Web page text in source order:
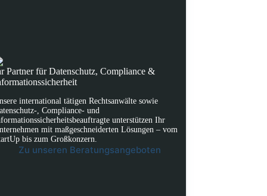
Partner für Datenschutz, Compliance &
international tätigen Rechtsanwälte sowie
, Compliance- und
unterstützen Ihr
mit maßgeschneiderten Lösungen – vom
bis zum Großkonzern.
Zu unseren Beratungsangeboten